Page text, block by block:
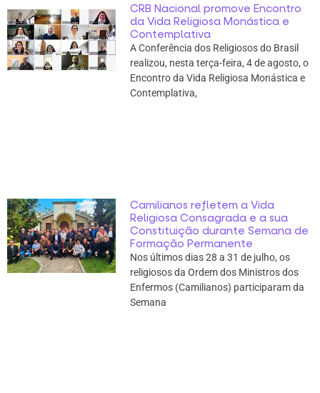
CRB Nacional promove Encontro
da Vida Religiosa Monástica e
Contemplativa
A Conferência dos Religiosos do Brasil
realizou, nesta terça-feira, 4 de agosto, o
Encontro da Vida Religiosa Monástica e
Contemplativa,
Camilianos refletem a Vida
Religiosa Consagrada e a sua
Constituição durante Semana de
Formação Permanente
Nos últimos dias 28 a 31 de julho, os
religiosos da Ordem dos Ministros dos
Enfermos (Camilianos) participaram da
Semana